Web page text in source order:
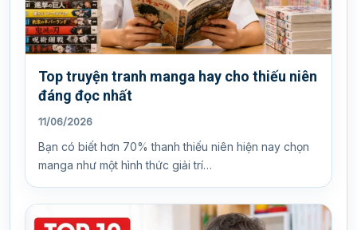
Top truyện tranh manga hay cho thiếu niên
đáng đọc nhất
11/06/2026
Bạn có biết hơn 70% thanh thiếu niên hiện nay chọn
manga như một hình thức giải trí…